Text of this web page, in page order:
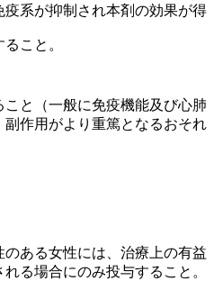
こと。
系が抑制され本剤の効果が得
と（一般に免疫機能及び心肺
作用がより重篤となるおそれ
ある女性には、治療上の有益
る場合にのみ投与すること。